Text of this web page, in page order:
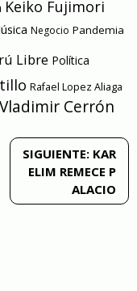
Keiko Fujimori
Negocio Pandemia
Libre Política
Rafael Lopez Aliaga
Vladimir Cerrón
SIGUIENTE: KAR
ELIM REMECE P
ALACIO